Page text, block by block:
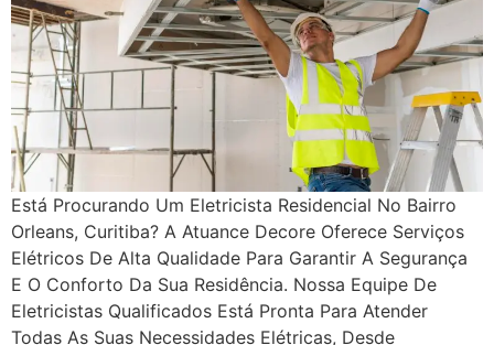
Está Procurando Um Eletricista Residencial No Bairro
Orleans, Curitiba? A Atuance Decore Oferece Serviços
Elétricos De Alta Qualidade Para Garantir A Segurança
E O Conforto Da Sua Residência. Nossa Equipe De
Eletricistas Qualificados Está Pronta Para Atender
Todas As Suas Necessidades Elétricas, Desde